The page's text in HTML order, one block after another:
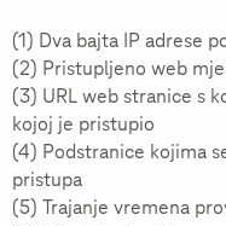
(1) Dva bajta IP adrese
(2) Pristupljeno web
(3) URL web stranice s
kojoj je pristupio
(4) Podstranice kojima
pristupa
(5) Trajanje vremena